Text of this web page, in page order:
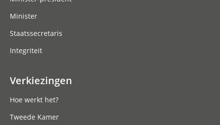
Minister
Staatssecretaris
Integriteit
Verkiezingen
Hoe werkt het?
Tweede Kamer